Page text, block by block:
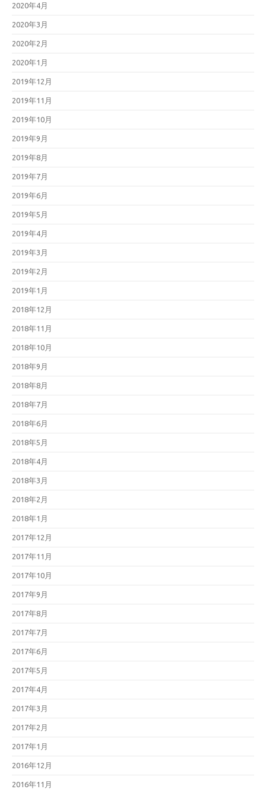
2020年4月
2020年3月
2020年2月
2020年1月
2019年12月
2019年11月
2019年10月
2019年9月
2019年8月
2019年7月
2019年6月
2019年5月
2019年4月
2019年3月
2019年2月
2019年1月
2018年12月
2018年11月
2018年10月
2018年9月
2018年8月
2018年7月
2018年6月
2018年5月
2018年4月
2018年3月
2018年2月
2018年1月
2017年12月
2017年11月
2017年10月
2017年9月
2017年8月
2017年7月
2017年6月
2017年5月
2017年4月
2017年3月
2017年2月
2017年1月
2016年12月
2016年11月